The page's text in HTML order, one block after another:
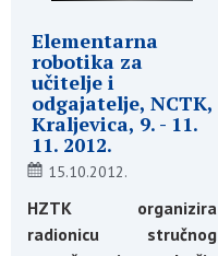
Elementarna
robotika za
učitelje i
odgajatelje, NCTK,
Kraljevica, 9. - 11.
11. 2012.
15.10.2012.
HZTK organizira
radionicu stručnog